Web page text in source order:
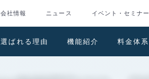
会社情報 ニュース イベント・セミナー
選ばれる理由 機能紹介 料金体系